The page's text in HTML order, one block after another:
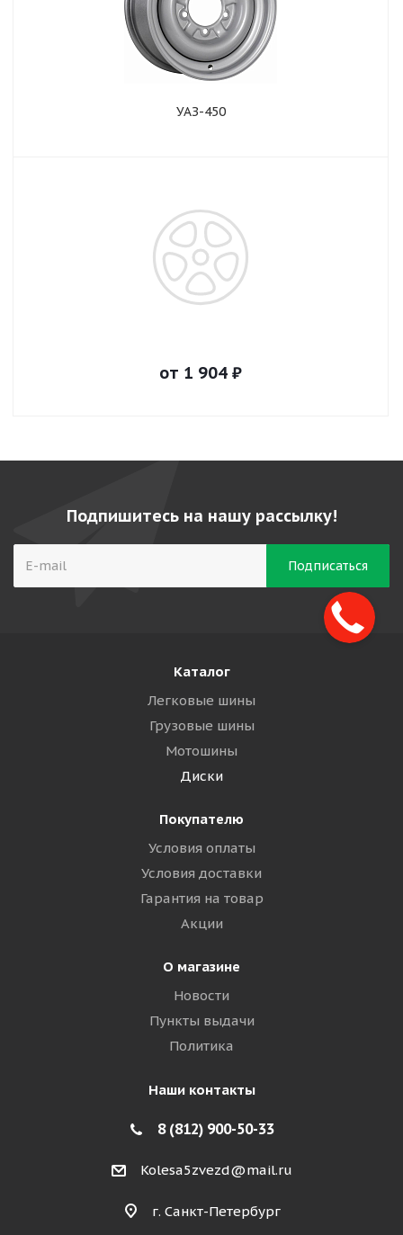
УАЗ-450
от 1 904 ₽
Подпишитесь на нашу рассылку!
Каталог
Легковые шины
Грузовые шины
Мотошины
Диски
Покупателю
Условия оплаты
Условия доставки
Гарантия на товар
Акции
О магазине
Новости
Пункты выдачи
Политика
Наши контакты
8 (812) 900-50-33
Kolesa5zvezd@mail.ru
г. Санкт-Петербург